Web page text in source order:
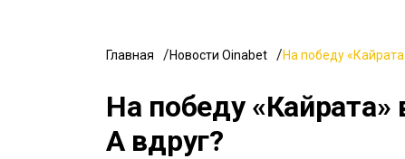
Главная Новости Oinabet На победу
На победу
А вдруг?